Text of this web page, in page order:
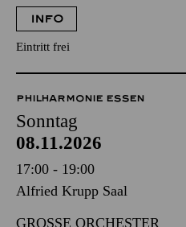
Lernen Sie Menschen und
kennen!
Eintritt frei
PHILHARMONIE ESSEN
Sonntag
08.11.2026
17:00 - 19:00